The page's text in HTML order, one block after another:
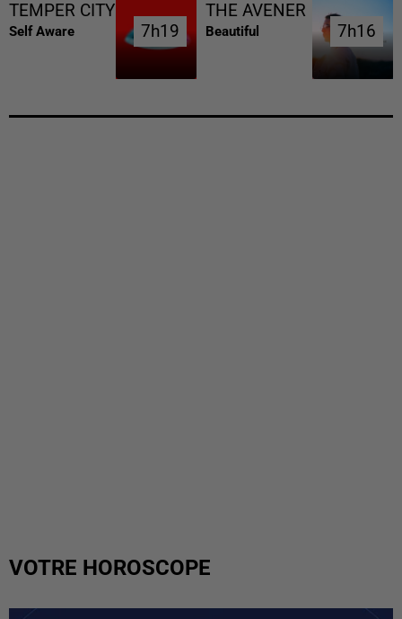
TEMPER CITY
Self Aware 7h19
7h19
THE AVENER
Beautiful 7h16
7h16
VOTRE HOROSCOPE